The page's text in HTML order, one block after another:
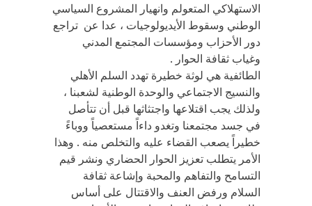
الاستهلاكي المتعولم وانهيار المشروع السياسي
الوطني وسقوط الأيديولوجيات ، عدا عن تراجع
دور الأحزاب ومؤسسات المجتمع المدني
وغياب ثقافة الحوار .
الطائفية هي لوثة خطيرة تهدد السلم الأهلي
والنسيج الاجتماعي والوحدة الوطنية لشعبنا ،
ولذلك يجب اقتلاعها واجتثاثها قبل أن تتأصل
في جسد مجتمعنا وتغدو داءاً مستعصياً ووباءً
خطيراً يصعب القضاء عليه والتخلص منه . وهذا
الأمر يتطلب تعزيز الحوار الحضاري ونشر قيم
التسامح والتفاهم والمحبة وإشاعة ثقافة
السلام ورفض العنف والاقتتال على أساس